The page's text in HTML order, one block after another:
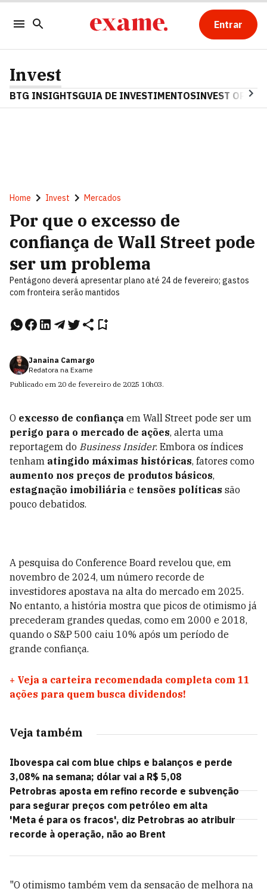
Entrar
Invest
BTG INSIGHTSGUIA DE INVESTIMENTOSINVEST OPINA
Home Invest Mercados
Por que o excesso de
confiança de Wall Street pode
ser um problema
Pentágono deverá apresentar plano até 24 de fevereiro; gastos
com fronteira serão mantidos
Janaina Camargo
Redatora na Exame
Publicado em 20 de fevereiro de 2025 10h03.
O excesso de confiança em Wall Street pode ser um
perigo para o mercado de ações, alerta uma
reportagem do Business Insider. Embora os índices
tenham atingido máximas históricas, fatores como
aumento nos preços de produtos básicos,
estagnação imobiliária e tensões políticas são
pouco debatidos.
A pesquisa do Conference Board revelou que, em
novembro de 2024, um número recorde de
investidores apostava na alta do mercado em 2025.
No entanto, a história mostra que picos de otimismo já
precederam grandes quedas, como em 2000 e 2018,
quando o S&P 500 caiu 10% após um período de
grande confiança.
+ Veja a carteira recomendada completa com 11
ações para quem busca dividendos!
Veja também
Ibovespa cai com blue chips e balanços e perde
3,08% na semana; dólar vai a R$ 5,08
Petrobras aposta em refino recorde e subvenção
para segurar preços com petróleo em alta
'Meta é para os fracos', diz Petrobras ao atribuir
recorde à operação, não ao Brent
"O otimismo também vem da sensação de melhora na